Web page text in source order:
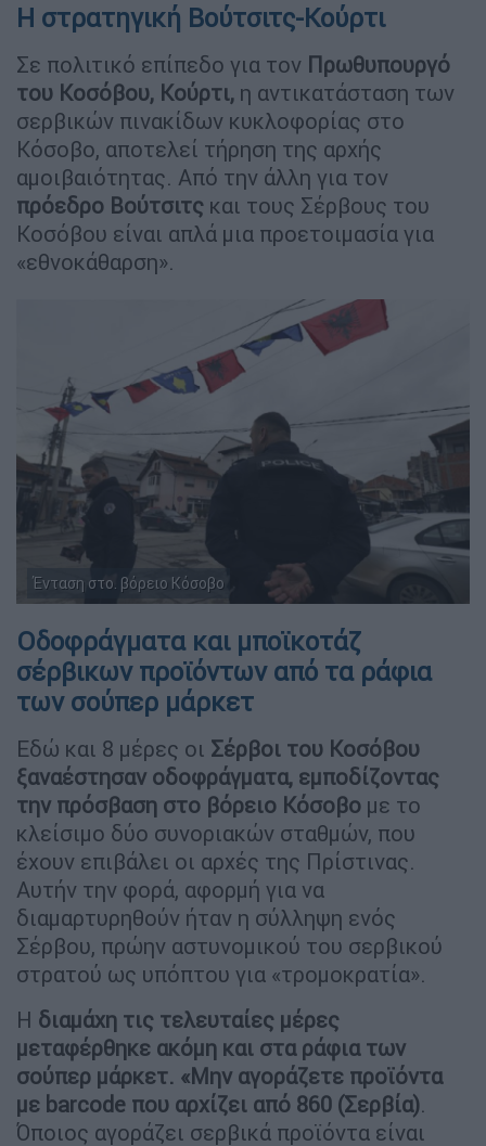
Η στρατηγική Βούτσιτς-Κούρτι
Σε πολιτικό επίπεδο για τον Πρωθυπουργό
του Κοσόβου, Κούρτι, η αντικατάσταση των
σερβικών πινακίδων κυκλοφορίας στο
Κόσοβο, αποτελεί τήρηση της αρχής
αμοιβαιότητας. Από την άλλη για τον
πρόεδρο Βούτσιτς και τους Σέρβους του
Κοσόβου είναι απλά μια προετοιμασία για
«εθνοκάθαρση».
Ένταση στο. βόρειο Κόσοβο
Οδοφράγματα και μποϊκοτάζ
σέρβικων προϊόντων από τα ράφια
των σούπερ μάρκετ
Εδώ και 8 μέρες οι Σέρβοι του Κοσόβου
ξαναέστησαν οδοφράγματα, εμποδίζοντας
την πρόσβαση στο βόρειο Κόσοβο με το
κλείσιμο δύο συνοριακών σταθμών, που
έχουν επιβάλει οι αρχές της Πρίστινας.
Αυτήν την φορά, αφορμή για να
διαμαρτυρηθούν ήταν η σύλληψη ενός
Σέρβου, πρώην αστυνομικού του σερβικού
στρατού ως υπόπτου για «τρομοκρατία».
Η διαμάχη τις τελευταίες μέρες
μεταφέρθηκε ακόμη και στα ράφια των
σούπερ μάρκετ. «Μην αγοράζετε προϊόντα
με barcode που αρχίζει από 860 (Σερβία).
Όποιος αγοράζει σερβικά προϊόντα είναι